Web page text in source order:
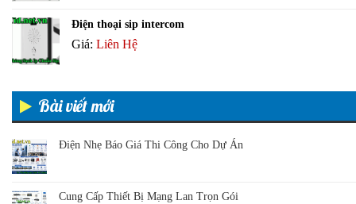
Điện thoại sip intercom
Giá: Liên Hệ
Bài viết mới
Điện Nhẹ Báo Giá Thi Công Cho Dự Án
Cung Cấp Thiết Bị Mạng Lan Trọn Gói